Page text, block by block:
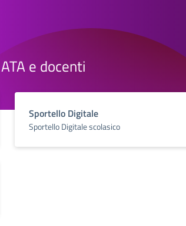
e docenti
Sportello Digitale
Sportello Digitale scolasico